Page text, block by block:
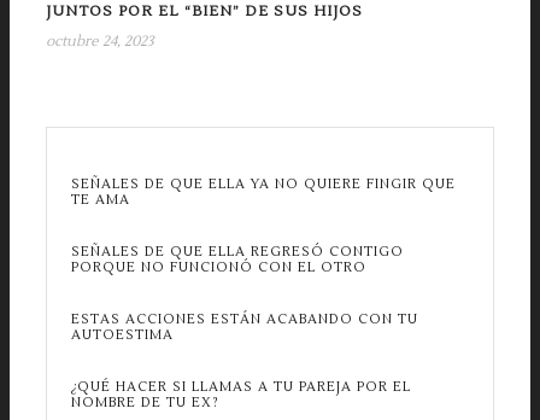
JUNTOS POR EL “BIEN” DE SUS HIJOS
octubre 24, 2023
SEÑALES DE QUE ELLA YA NO QUIERE FINGIR QUE
TE AMA
SEÑALES DE QUE ELLA REGRESÓ CONTIGO
PORQUE NO FUNCIONÓ CON EL OTRO
ESTAS ACCIONES ESTÁN ACABANDO CON TU
AUTOESTIMA
¿QUÉ HACER SI LLAMAS A TU PAREJA POR EL
NOMBRE DE TU EX?